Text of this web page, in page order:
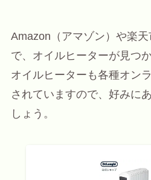
Amazon（アマゾン）や楽
で、オイルヒーターが見つか
オイルヒーターも各種オン
されていますので、好みに
しょう。